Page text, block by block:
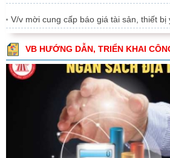
V/v mời cung cấp báo giá tài sản, thiết bị
VB HƯỚNG DẪN, TRIỂN KHAI